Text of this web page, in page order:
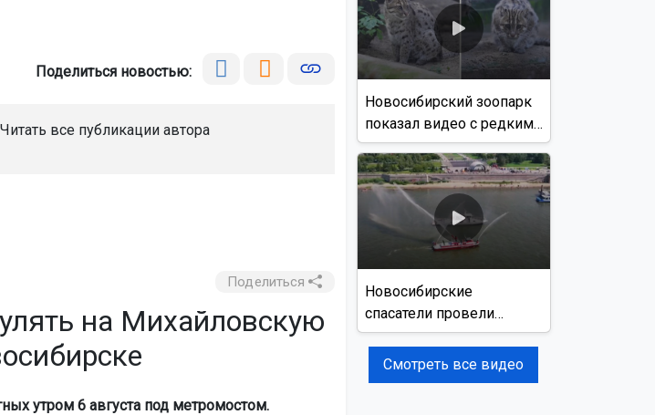
Поделиться новостью:
Читать все публикации автора
Поделиться
на Михайловскую
утром 6 августа под метромостом.
Новосибирский зоопарк
показал видео с редким
виверровым котом
Новосибирские
спасатели провели
учения на реке Обь
Смотреть все видео